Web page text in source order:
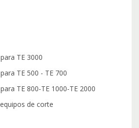
TE 3000
TE 500 - TE 700
TE 800-TE 1000-TE 2000
de corte